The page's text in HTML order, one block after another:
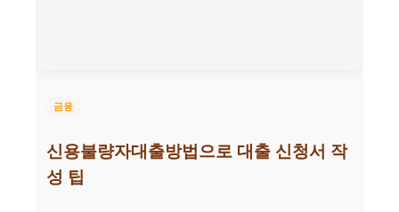
금융
신용불량자대출방법으로 대출 신청서 작
성 팁